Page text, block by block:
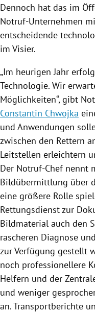
Dennoch hat das im
Notruf-Unternehmen
entscheidende
im Visier.
„Im heurigen Jahr
Technologie. Wir
Möglichkeiten“, gibt
Constantin Chwojka
und Anwendungen
zwischen den Rettern
Leitstellen erleichtern
Der Notruf-Chef nennt
Bildübermittlung über
eine größere Rolle
Rettungsdienst zur
Bildmaterial auch den
rascheren Diagnose
zur Verfügung gestellt
noch professionellere
Helfern und der
und weniger
an. Transportberichte